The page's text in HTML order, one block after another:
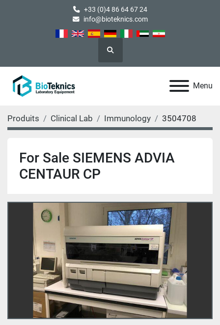
+33 (0)4 86 64 67 24
info@bioteknics.com
Rechercher
Menu
Produits Clinical Lab Immunology 3504708
For Sale SIEMENS ADVIA
CENTAUR CP